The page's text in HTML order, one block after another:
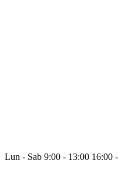
Lun - Sab 9:00 - 13:00 16:00